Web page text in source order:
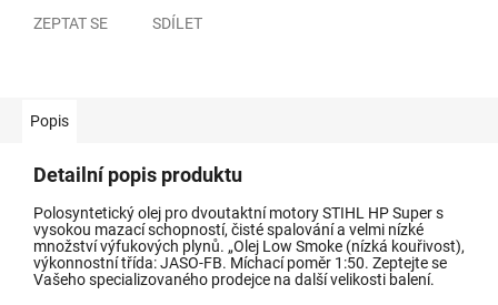
ZEPTAT SE SDÍLET
Popis
Detailní popis produktu
Polosyntetický olej pro dvoutaktní motory STIHL HP Super s
vysokou mazací schopností, čisté spalování a velmi nízké
množství výfukových plynů. „Olej Low Smoke (nízká kouřivost),
výkonnostní třída: JASO-FB. Míchací poměr 1:50. Zeptejte se
Vašeho specializovaného prodejce na další velikosti balení.